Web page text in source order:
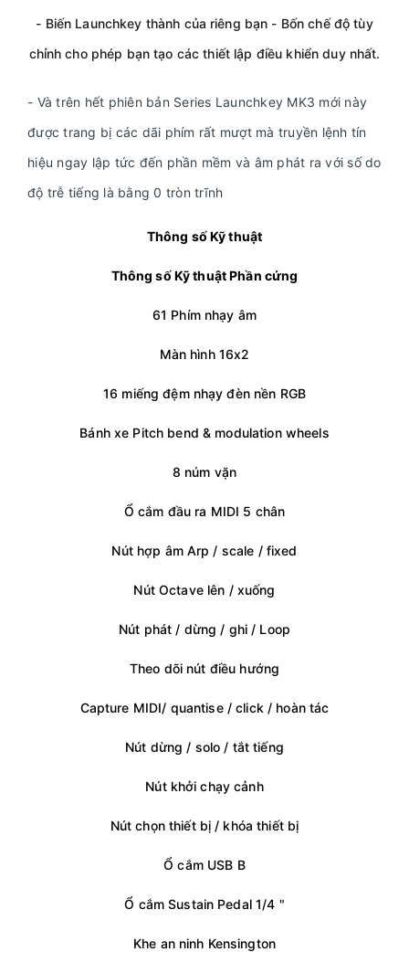
- Biến Launchkey thành của riêng bạn - Bốn chế độ tùy
chỉnh cho phép bạn tạo các thiết lập điều khiển duy nhất.
- Và trên hết phiên bản Series Launchkey MK3 mới này
được trang bị các dãi phím rất mượt mà truyền lệnh tín
hiệu ngay lập tức đến phần mềm và âm phát ra với số do
độ trễ tiếng là bằng 0 tròn trĩnh
Thông số Kỹ thuật
Thông số Kỹ thuật Phần cứng
61 Phím nhạy âm
Màn hình 16x2
16 miếng đệm nhạy đèn nền RGB
Bánh xe Pitch bend & modulation wheels
8 núm vặn
Ổ cắm đầu ra MIDI 5 chân
Nút hợp âm Arp / scale / fixed
Nút Octave lên / xuống
Nút phát / dừng / ghi / Loop
Theo dõi nút điều hướng
Capture MIDI/ quantise / click / hoàn tác
Nút dừng / solo / tắt tiếng
Nút khởi chạy cảnh
Nút chọn thiết bị / khóa thiết bị
Ổ cắm USB B
Ổ cắm Sustain Pedal 1/4 "
Khe an ninh Kensington